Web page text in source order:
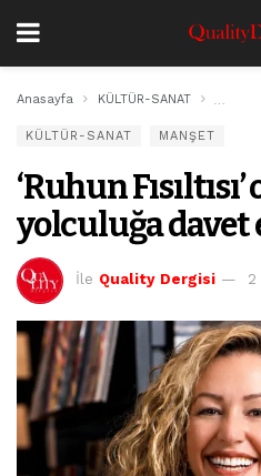
Anasayfa KÜLTÜR-SANAT
KÜLTÜR-SANAT MANŞET
‘Ruhun
yolculuğa davet
İle Quality Dergisi 2